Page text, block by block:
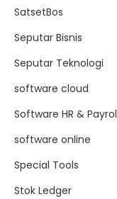
SatsetBos
Seputar Bisnis
Seputar Teknologi
software cloud
Software HR &
software online
Special Tools
Stok Ledger